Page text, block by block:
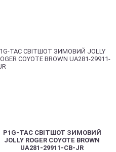
P1G-TAC СВІТШОТ ЗИМОВИЙ
JOLLY ROGER COYOTE BROWN
UA281-29911-CB-JR